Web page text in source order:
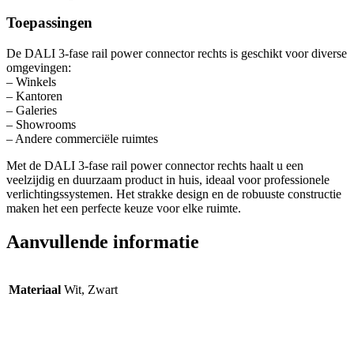
Toepassingen
De DALI 3-fase rail power connector rechts is geschikt voor diverse
omgevingen:
– Winkels
– Kantoren
– Galeries
– Showrooms
– Andere commerciële ruimtes
Met de DALI 3-fase rail power connector rechts haalt u een
veelzijdig en duurzaam product in huis, ideaal voor professionele
verlichtingssystemen. Het strakke design en de robuuste constructie
maken het een perfecte keuze voor elke ruimte.
Aanvullende informatie
Materiaal Wit, Zwart